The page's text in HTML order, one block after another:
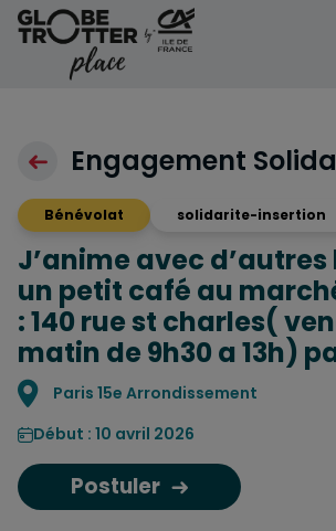
Aller au contenu
Engagement
Bénévolat solidarite-insertion
J’anime avec
un petit café au
: 140 rue st charles(
matin de 9h30 a 13h)
Localisation
Paris 15e Arrondissement
Début : 10 avril 2026
Postuler